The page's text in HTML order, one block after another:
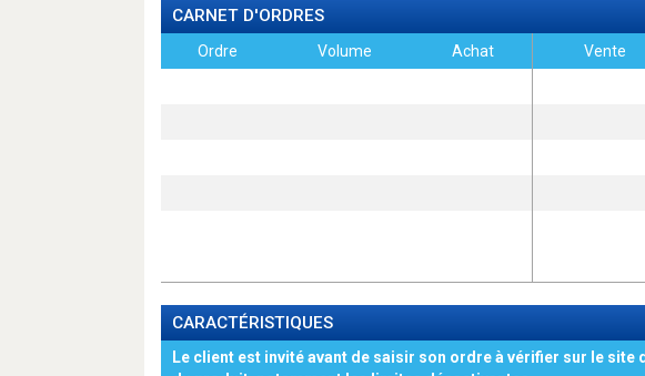
CARNET D'ORDRES
Ordre Volume Achat Vente
CARACTÉRISTIQUES
Le client est invité avant de saisir son ordre à vérifier sur le site